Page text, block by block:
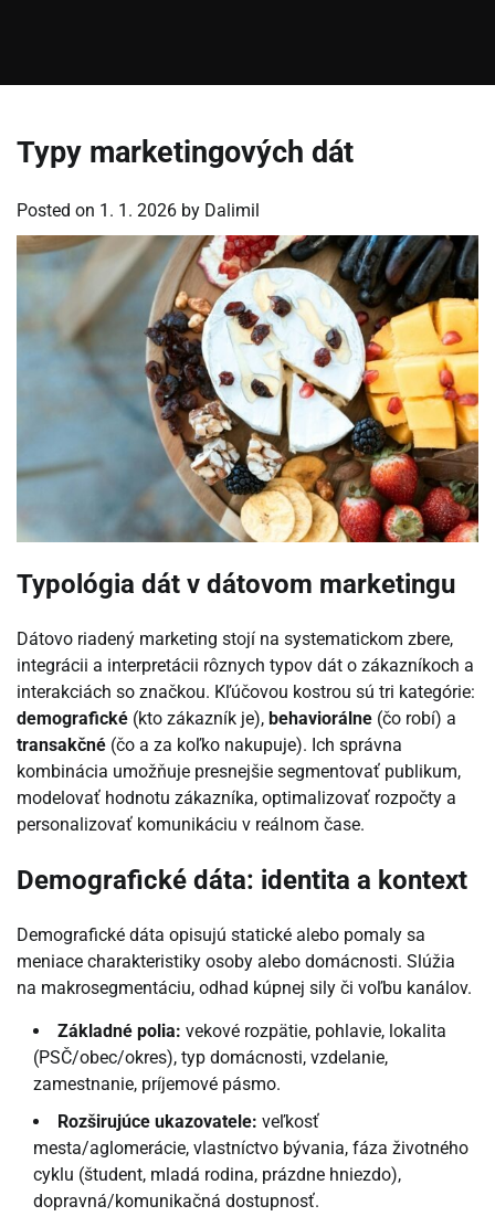
Typy marketingových dát
Posted on 1. 1. 2026 by Dalimil
Typológia dát v dátovom marketingu
Dátovo riadený marketing stojí na systematickom zbere,
integrácii a interpretácii rôznych typov dát o zákazníkoch a
interakciách so značkou. Kľúčovou kostrou sú tri kategórie:
demografické (kto zákazník je), behaviorálne (čo robí) a
transakčné (čo a za koľko nakupuje). Ich správna
kombinácia umožňuje presnejšie segmentovať publikum,
modelovať hodnotu zákazníka, optimalizovať rozpočty a
personalizovať komunikáciu v reálnom čase.
Demografické dáta: identita a kontext
Demografické dáta opisujú statické alebo pomaly sa
meniace charakteristiky osoby alebo domácnosti. Slúžia
na makrosegmentáciu, odhad kúpnej sily či voľbu kanálov.
Základné polia: vekové rozpätie, pohlavie, lokalita
(PSČ/obec/okres), typ domácnosti, vzdelanie,
zamestnanie, príjemové pásmo.
Rozširujúce ukazovatele: veľkosť
mesta/aglomerácie, vlastníctvo bývania, fáza životného
cyklu (študent, mladá rodina, prázdne hniezdo),
dopravná/komunikačná dostupnosť.